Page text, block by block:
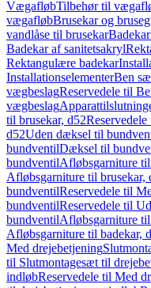
VægafløbTilbehør til
vægafløbBrusekar og
vandlåse til brusekarBadekar
Badekar af sanitetsakryl
Rektangulære badekar
InstallationselementerBen
vægbeslagReservedele til
vægbeslag
til brusekar, d52
d52Uden dæksel til
bundventilDæksel til
bundventilAfløbsgarniture
Afløbsgarniture til brusekar,
bundventilReservedele til
bundventilReservedele til
bundventilAfløbsgarniture
Afløbsgarniture til badekar,
Med drejebetjening
til Slutmontagesæt til
indløbReservedele til Med